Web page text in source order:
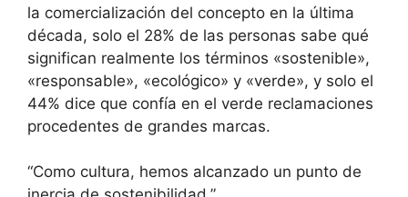
la comercialización del concepto en la última
década, solo el 28% de las personas sabe qué
significan realmente los términos «sostenible»,
«responsable», «ecológico» y «verde», y solo el
44% dice que confía en el verde reclamaciones
procedentes de grandes marcas.
Como cultura, hemos alcanzado un punto de